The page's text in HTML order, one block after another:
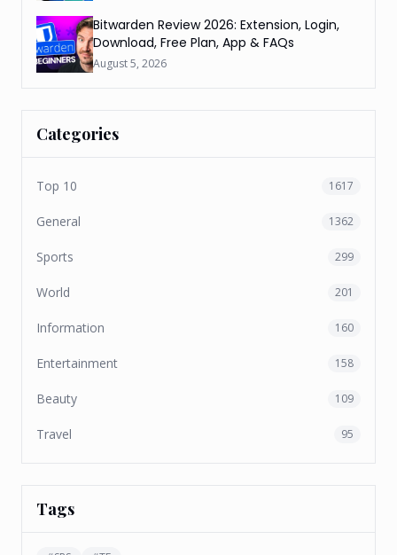
Bitwarden Review 2026: Extension, Login,
Download, Free Plan, App & FAQs
August 5, 2026
Categories
Top 10 1617
General 1362
Sports 299
World 201
Information 160
Entertainment 158
Beauty 109
Travel 95
Tags